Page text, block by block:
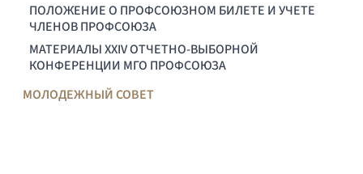
ПОЛОЖЕНИЕ О ПРОФСОЮЗНОМ БИЛЕТЕ И УЧЕТЕ
ЧЛЕНОВ ПРОФСОЮЗА
МАТЕРИАЛЫ XXIV ОТЧЕТНО-ВЫБОРНОЙ
КОНФЕРЕНЦИИ МГО ПРОФСОЮЗА
МОЛОДЕЖНЫЙ СОВЕТ